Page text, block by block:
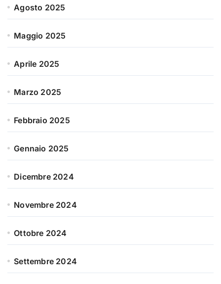
Agosto 2025
Maggio 2025
Aprile 2025
Marzo 2025
Febbraio 2025
Gennaio 2025
Dicembre 2024
Novembre 2024
Ottobre 2024
Settembre 2024